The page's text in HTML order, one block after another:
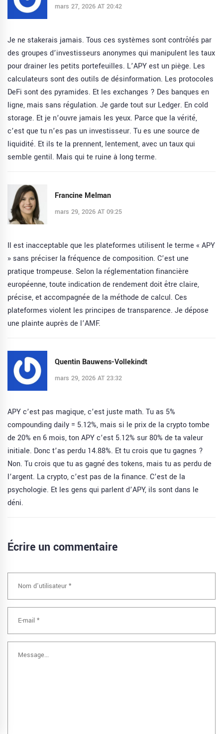
mars 27, 2026 AT 20:42
Je ne stakerais jamais. Tous ces systèmes sont contrôlés par
des groupes d’investisseurs anonymes qui manipulent les taux
pour drainer les petits portefeuilles. L’APY est un piège. Les
calculateurs sont des outils de désinformation. Les protocoles
DeFi sont des pyramides. Et les exchanges ? Des banques en
ligne, mais sans régulation. Je garde tout sur Ledger. En cold
storage. Et je n’ouvre jamais les yeux. Parce que la vérité,
c’est que tu n’es pas un investisseur. Tu es une source de
liquidité. Et ils te la prennent, lentement, avec un taux qui
semble gentil. Mais qui te ruine à long terme.
Francine Melman
mars 29, 2026 AT 09:25
Il est inacceptable que les plateformes utilisent le terme « APY
» sans préciser la fréquence de composition. C’est une
pratique trompeuse. Selon la réglementation financière
européenne, toute indication de rendement doit être claire,
précise, et accompagnée de la méthode de calcul. Ces
plateformes violent les principes de transparence. Je dépose
une plainte auprès de l’AMF.
Quentin Bauwens-Vollekindt
mars 29, 2026 AT 23:32
APY c’est pas magique, c’est juste math. Tu as 5%
compounding daily = 5.12%, mais si le prix de la crypto tombe
de 20% en 6 mois, ton APY c’est 5.12% sur 80% de ta valeur
initiale. Donc t’as perdu 14.88%. Et tu crois que tu gagnes ?
Non. Tu crois que tu as gagné des tokens, mais tu as perdu de
l’argent. La crypto, c’est pas de la finance. C’est de la
psychologie. Et les gens qui parlent d’APY, ils sont dans le
déni.
Écrire un commentaire